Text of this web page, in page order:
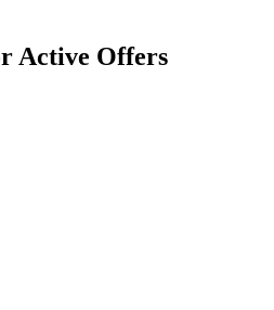
Active Offers